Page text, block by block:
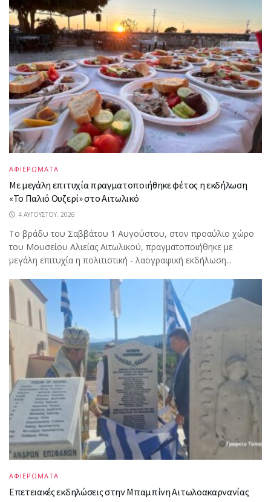
ΑΦΙΕΡΩΜΑΤΑ
Με μεγάλη επιτυχία πραγματοποιήθηκε φέτος η εκδήλωση
«Το Παλιό Ουζερί» στο Αιτωλικό
4 ΑΥΓΟΎΣΤΟΥ, 2026
Το βράδυ του Σαββάτου 1 Αυγούστου, στον προαύλιο χώρο
του Μουσείου Αλιείας Αιτωλικού, πραγματοποιήθηκε με
μεγάλη επιτυχία η πολιτιστική - λαογραφική εκδήλωση...
ΑΦΙΕΡΩΜΑΤΑ
Επετειακές εκδηλώσεις στην Μπαμπίνη Αιτωλοακαρνανίας